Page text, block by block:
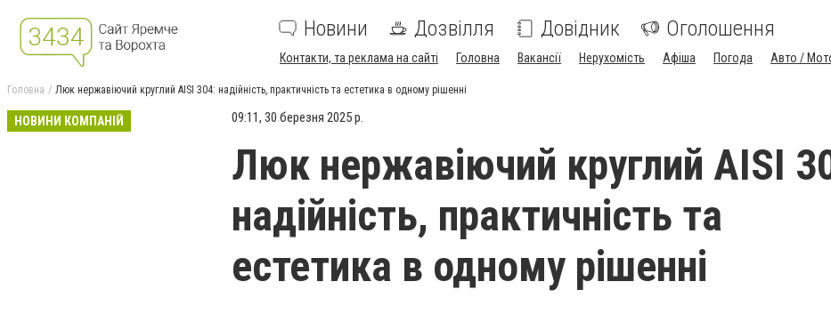
Новини Дозвілля Довідник Оголошення
Контакти, та реклама на сайті Головна Вакансії Нерухомість Афіша Погода Авто /
Головна Люк нержавіючий круглий AISI 304: надійність, практичність та естетика в одному рішенні
НОВИНИ КОМПАНІЙ 09:11, 30 березня 2025 р.
Люк нержавіючий круглий AISI
надійність, практичність та
естетика в одному рішенні